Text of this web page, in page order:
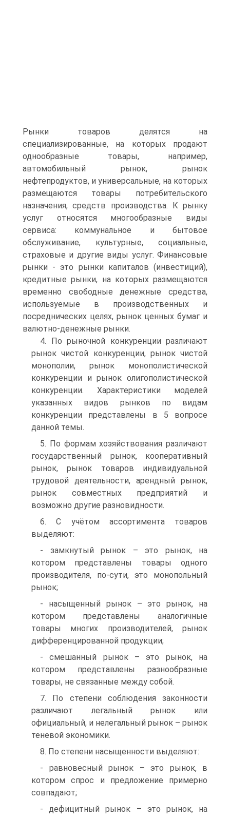
Рынки товаров делятся на
специализированные, на которых продают
однообразные товары, например,
автомобильный рынок, рынок
нефтепродуктов, и универсальные, на которых
размещаются товары потребительского
назначения, средств производства. К рынку
услуг относятся многообразные виды
сервиса: коммунальное и бытовое
обслуживание, культурные, социальные,
страховые и другие виды услуг. Финансовые
рынки - это рынки капиталов (инвестиций),
кредитные рынки, на которых размещаются
временно свободные денежные средства,
используемые в производственных и
посреднических целях, рынок ценных бумаг и
валютно-денежные рынки.
4. По рыночной конкуренции различают
рынок чистой конкуренции, рынок чистой
монополии, рынок монополистической
конкуренции и рынок олигополистической
конкуренции. Характеристики моделей
указанных видов рынков по видам
конкуренции представлены в 5 вопросе
данной темы.
5. По формам хозяйствования различают
государственный рынок, кооперативный
рынок, рынок товаров индивидуальной
трудовой деятельности, арендный рынок,
рынок совместных предприятий и
возможно другие разновидности.
6. С учётом ассортимента товаров
выделяют:
- замкнутый рынок – это рынок, на
котором представлены товары одного
производителя, по-сути, это монопольный
рынок;
- насыщенный рынок – это рынок, на
котором представлены аналогичные
товары многих производителей, рынок
дифференцированной продукции;
- смешанный рынок – это рынок, на
котором представлены разнообразные
товары, не связанные между собой.
7. По степени соблюдения законности
различают легальный рынок или
официальный, и нелегальный рынок – рынок
теневой экономики.
8. По степени насыщенности выделяют:
- равновесный рынок – это рынок, в
котором спрос и предложение примерно
совпадают;
- дефицитный рынок – это рынок, на